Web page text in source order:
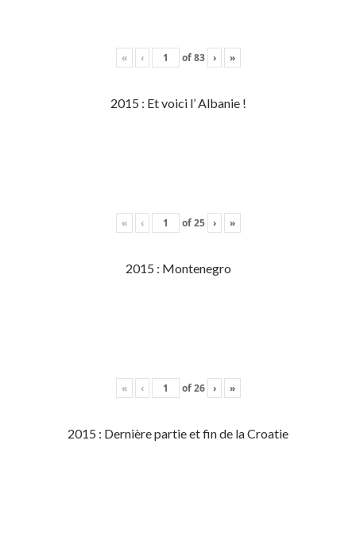
« ‹ of83 › »
2015 : Et voici l’ Albanie !
« ‹ of25 › »
2015 : Montenegro
« ‹ of26 › »
2015 : Dernière partie et fin de la Croatie